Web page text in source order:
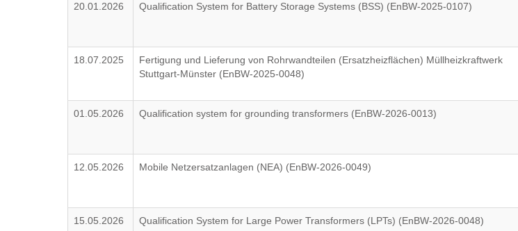
20.01.2026 Qualification System for Battery Storage Systems (BSS) (EnBW-2025-0107)
18.07.2025
Fertigung und Lieferung von Rohrwandteilen (Ersatzheizflächen) Müllheizkraftwerk
Stuttgart-Münster (EnBW-2025-0048)
01.05.2026 Qualification system for grounding transformers (EnBW-2026-0013)
12.05.2026 Mobile Netzersatzanlagen (NEA) (EnBW-2026-0049)
15.05.2026 Qualification System for Large Power Transformers (LPTs) (EnBW-2026-0048)